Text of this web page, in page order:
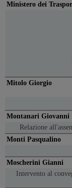
Ministero dei
Mitolo Giorgio
Montanari Giovanni
Relazione
Monti Pasqualino
Moscherini Gianni
Intervento al